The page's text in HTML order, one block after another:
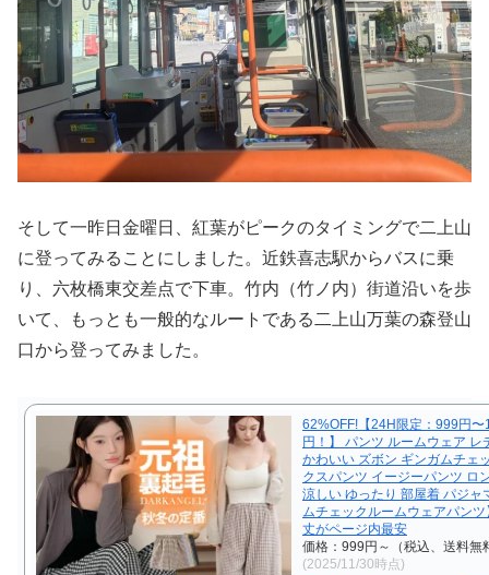
そして一昨日金曜日、紅葉がピークのタイミングで二上山
に登ってみることにしました。近鉄喜志駅からバスに乗
り、六枚橋東交差点で下車。竹内（竹ノ内）街道沿いを歩
いて、もっとも一般的なルートである二上山万葉の森登山
口から登ってみました。
62%OFF!【24H限定：999円〜
円！】 パンツ ルームウェア レ
かわいい ズボン ギンガムチェ
クスパンツ イージーパンツ ロ
涼しい ゆったり 部屋着 パジャ
ムチェックルームウェアパン
丈がページ内最安
価格：999円～（税込、送料無
(2025/11/30時点)